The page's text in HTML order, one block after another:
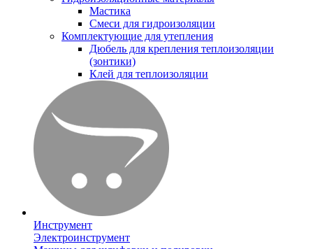
Мастика
Смеси для гидроизоляции
Комплектующие для утепления
Дюбель для крепления теплоизоляции
(зонтики)
Клей для теплоизоляции
Инструмент
Электроинструмент